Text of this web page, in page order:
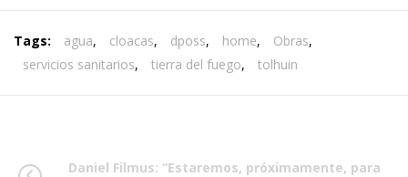
Tags: agua, cloacas, dposs, home, Obras,
servicios sanitarios, tierra del fuego, tolhuin
Daniel Filmus: “Estaremos, próximamente, para